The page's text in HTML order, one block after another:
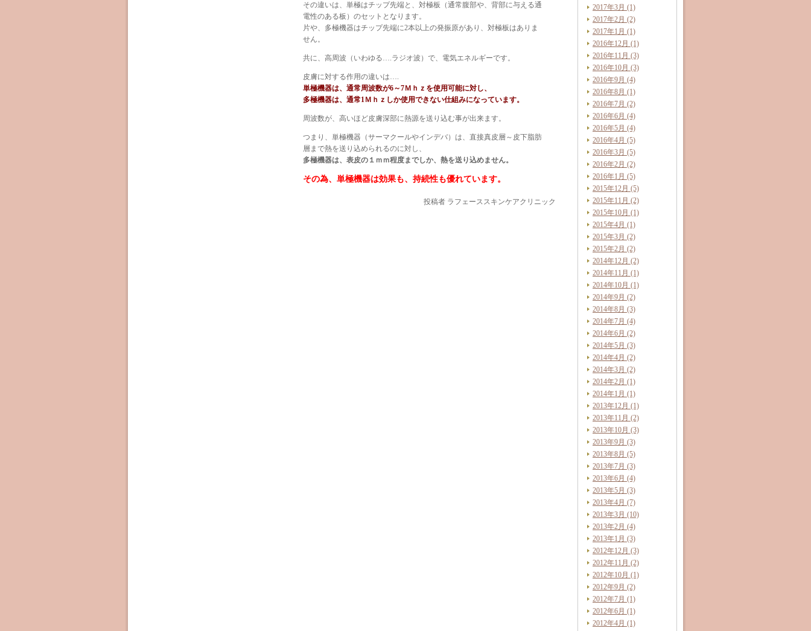
その違いは、単極はチップ先端と、対極板（通常腹部や、背部に与える通
電性のある板）のセットとなります。
片や、多極機器はチップ先端に2本以上の発振原があり、対極板はありま
せん。
共に、高周波（いわゆる….ラジオ波）で、電気エネルギーです。
皮膚に対する作用の違いは….
単極機器は、通常周波数が6～7Ｍｈｚを使用可能に対し、
多極機器は、通常1Ｍｈｚしか使用できない仕組みになっています。
周波数が、高いほど皮膚深部に熱源を送り込む事が出来ます。
つまり、単極機器（サーマクールやインデバ）は、直接真皮層～皮下脂肪
層まで熱を送り込められるのに対し、
多極機器は、表皮の１ｍｍ程度までしか、熱を送り込めません。
その為、単極機器は効果も、持続性も優れています。
投稿者 ラフェーススキンケアクリニック
2017年3月 (1)
2017年2月 (2)
2017年1月 (1)
2016年12月 (1)
2016年11月 (3)
2016年10月 (3)
2016年9月 (4)
2016年8月 (1)
2016年7月 (2)
2016年6月 (4)
2016年5月 (4)
2016年4月 (5)
2016年3月 (5)
2016年2月 (2)
2016年1月 (5)
2015年12月 (5)
2015年11月 (2)
2015年10月 (1)
2015年4月 (1)
2015年3月 (2)
2015年2月 (2)
2014年12月 (2)
2014年11月 (1)
2014年10月 (1)
2014年9月 (2)
2014年8月 (3)
2014年7月 (4)
2014年6月 (2)
2014年5月 (3)
2014年4月 (2)
2014年3月 (2)
2014年2月 (1)
2014年1月 (1)
2013年12月 (1)
2013年11月 (2)
2013年10月 (3)
2013年9月 (3)
2013年8月 (5)
2013年7月 (3)
2013年6月 (4)
2013年5月 (3)
2013年4月 (7)
2013年3月 (10)
2013年2月 (4)
2013年1月 (3)
2012年12月 (3)
2012年11月 (2)
2012年10月 (1)
2012年9月 (2)
2012年7月 (1)
2012年6月 (1)
2012年4月 (1)